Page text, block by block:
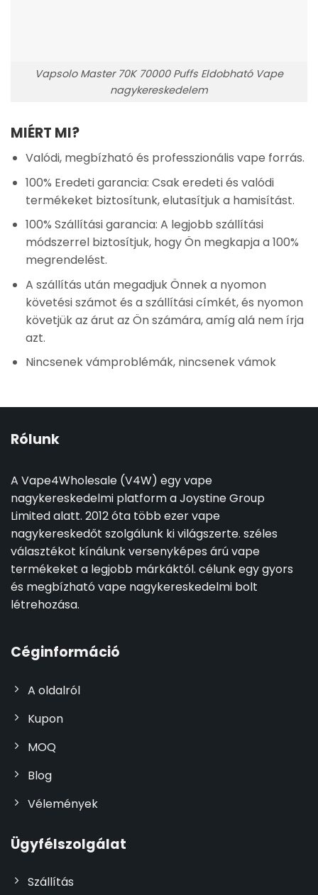
Vapsolo Master 70K 70000 Puffs Eldobható Vape
nagykereskedelem
MIÉRT MI?
Valódi, megbízható és professzionális vape forrás.
100% Eredeti garancia: Csak eredeti és valódi
termékeket biztosítunk, elutasítjuk a hamisítást.
100% Szállítási garancia: A legjobb szállítási
módszerrel biztosítjuk, hogy Ön megkapja a 100%
megrendelést.
A szállítás után megadjuk Önnek a nyomon
követési számot és a szállítási címkét, és nyomon
követjük az árut az Ön számára, amíg alá nem írja
azt.
Nincsenek vámproblémák, nincsenek vámok
Rólunk
A Vape4Wholesale (V4W) egy vape
nagykereskedelmi platform a Joystine Group
Limited alatt. 2012 óta több ezer vape
nagykereskedőt szolgálunk ki világszerte. széles
választékot kínálunk versenyképes árú vape
termékeket a legjobb márkáktól. célunk egy gyors
és megbízható vape nagykereskedelmi bolt
létrehozása.
Céginformáció
A oldalról
Kupon
MOQ
Blog
Vélemények
Ügyfélszolgálat
Szállítás